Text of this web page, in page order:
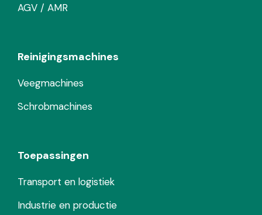
AGV / AMR
Reinigingsmachines
Veegmachines
Schrobmachines
Toepassingen
Transport en logistiek
Industrie en productie